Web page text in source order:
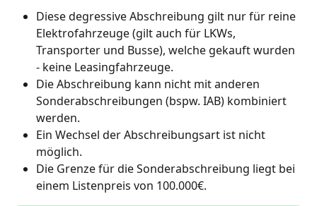
Diese degressive Abschreibung gilt nur für reine
Elektrofahrzeuge (gilt auch für LKWs,
Transporter und Busse), welche gekauft wurden
- keine Leasingfahrzeuge.
Die Abschreibung kann nicht mit anderen
Sonderabschreibungen (bspw. IAB) kombiniert
werden.
Ein Wechsel der Abschreibungsart ist nicht
möglich.
Die Grenze für die Sonderabschreibung liegt bei
einem Listenpreis von 100.000€.